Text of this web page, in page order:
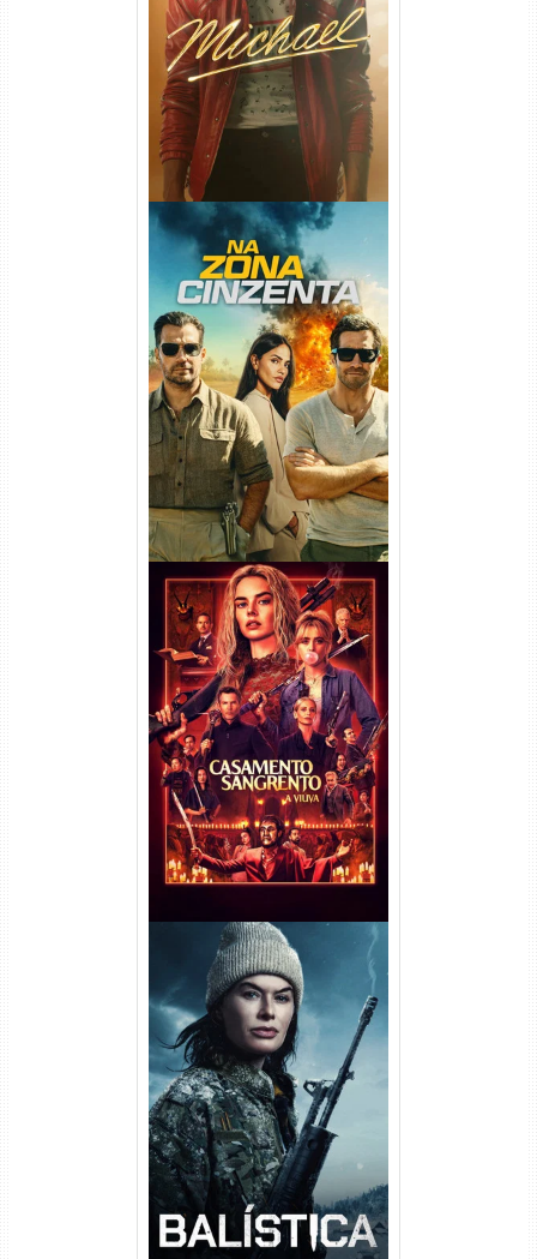
Michael Torrent (2026) WEB-
DL 1080p/4K Dual Áudio
Na Zona Cinzenta Torrent
(2026) WEB-DL 1080p/4K
Dual Áudio
Casamento Sangrento: A
Viúva Torrent (2026) WEB-DL
720p/1080p/4K Dual Áudio
Balística Torrent (2025) WEB-
DL 1080p Dual Áudio